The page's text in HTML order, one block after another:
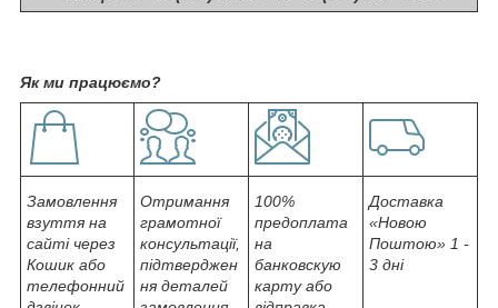
Як ми працюємо?
Замовлення
взуття на
сайті через
Кошик або
телефонний
Отримання
грамотної
консультації,
підтверджен
ня деталей
100%
предоплата
на
банковскую
карту або
Доставка
«Новою
Поштою» 1 -
3 дні